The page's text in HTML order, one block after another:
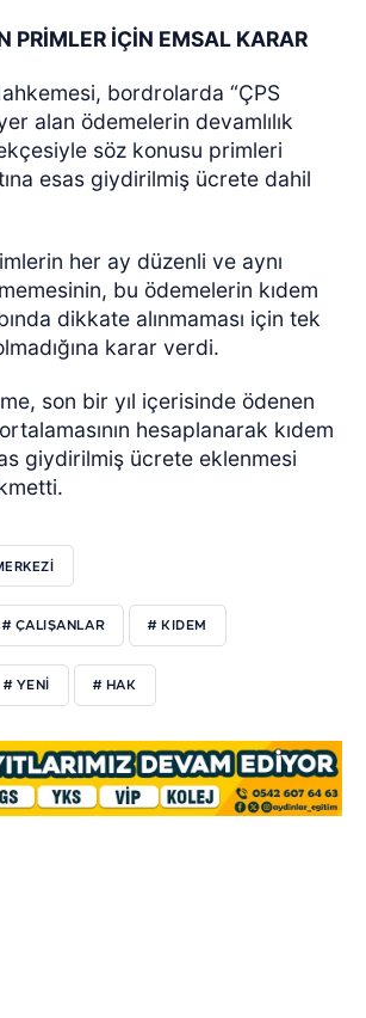
PRİMLER İÇİN EMSAL KARAR
bordrolarda “ÇPS
alan ödemelerin devamlılık
söz konusu primleri
esas giydirilmiş ücrete dahil
her ay düzenli ve aynı
bu ödemelerin kıdem
dikkate alınmaması için tek
karar verdi.
son bir yıl içerisinde ödenen
hesaplanarak kıdem
giydirilmiş ücrete eklenmesi
# ÇALIŞANLAR # KIDEM
# YENİ # HAK